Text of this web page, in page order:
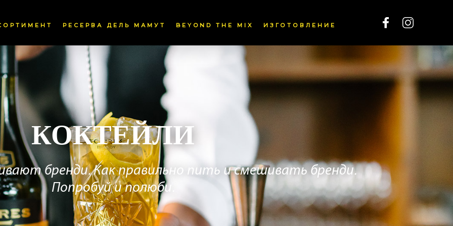
РЕСЕРВА ДЕЛЬ МАМУТ BEYOND THE MIX ИЗГОТОВЛЕНИЕ
КОКТЕЙЛИ
бренди. Как правильно пить и смешивать бренди.
Попробуй и полюби.